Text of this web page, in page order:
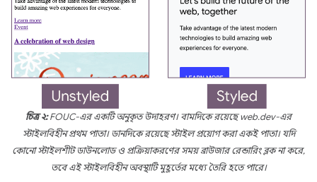
চিত্র ২:FOUC-এর একটি অনুকৃত উদাহরণ। বামদিকে রয়েছে web.dev-এর
স্টাইলবিহীন প্রথম পাতা। ডানদিকে রয়েছে স্টাইল প্রয়োগ করা একই পাতা। যদি
কোনো স্টাইলশীট ডাউনলোড ও প্রক্রিয়াকরণের সময় ব্রাউজার রেন্ডারিং ব্লক না করে,
তবে এই স্টাইলবিহীন অবস্থাটি মুহূর্তের মধ্যে তৈরি হতে পারে।